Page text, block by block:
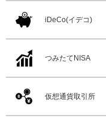
iDeCo(イデコ)
つみたてNISA
仮想通貨取引所